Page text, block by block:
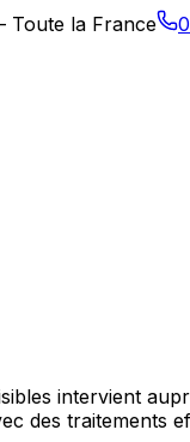
Toute la France
intervient
des traitements